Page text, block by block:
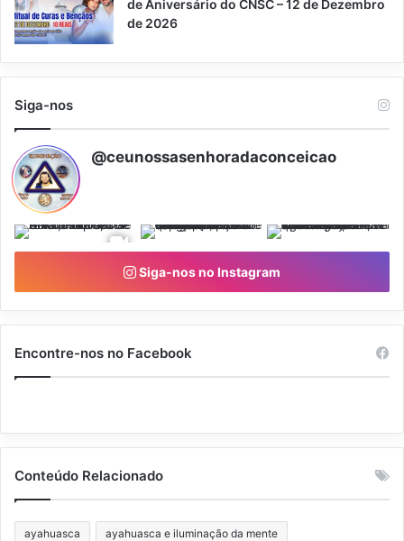
de Aniversário do CNSC – 12 de Dezembro
de 2026
Siga-nos
@ceunossasenhoradaconceicao
Siga-nos no Instagram
Encontre-nos no Facebook
Conteúdo Relacionado
ayahuasca ayahuasca e iluminação da mente